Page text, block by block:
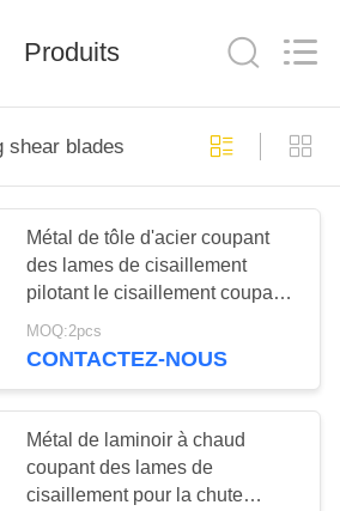
Produits
shear blades
Métal de tôle d'acier coupant
des lames de cisaillement
pilotant le cisaillement coupant
pour des Rebars
MOQ:2pcs
CONTACTEZ-NOUS
Métal de laminoir à chaud
coupant des lames de
cisaillement pour la chute